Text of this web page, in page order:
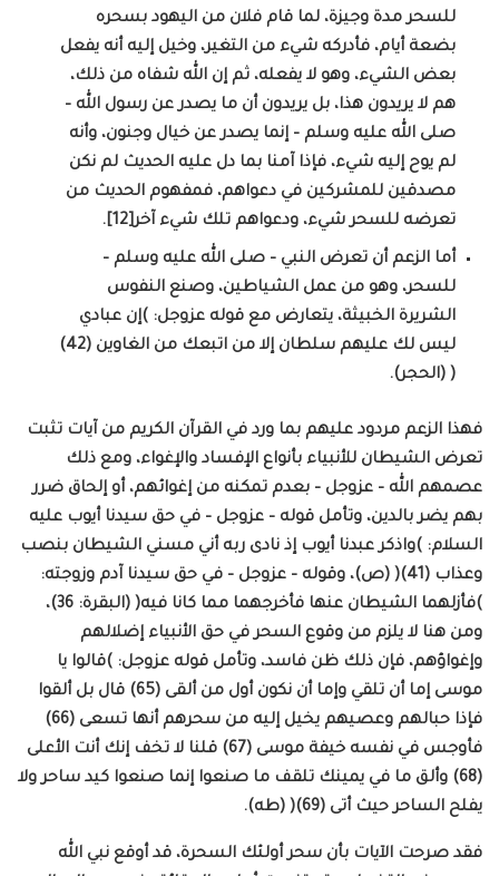
للسحر مدة وجيزة، لما قام فلان من اليهود بسحره
بضعة أيام، فأدركه شيء من التغير، وخيل إليه أنه يفعل
بعض الشيء، وهو لا يفعله، ثم إن الله شفاه من ذلك،
هم لا يريدون هذا، بل يريدون أن ما يصدر عن رسول الله –
صلى الله عليه وسلم – إنما يصدر عن خيال وجنون، وأنه
لم يوح إليه شيء، فإذا آمنا بما دل عليه الحديث لم نكن
مصدقين للمشركين في دعواهم، فمفهوم الحديث من
تعرضه للسحر شيء، ودعواهم تلك شيء آخر[12].
أما الزعم أن تعرض النبي – صلى الله عليه وسلم –
للسحر، وهو من عمل الشياطين، وصنع النفوس
الشريرة الخبيثة، يتعارض مع قوله عزوجل: )إن عبادي
ليس لك عليهم سلطان إلا من اتبعك من الغاوين (42)
( (الحجر).
فهذا الزعم مردود عليهم بما ورد في القرآن الكريم من آيات تثبت
تعرض الشيطان للأنبياء بأنواع الإفساد والإغواء، ومع ذلك
عصمهم الله – عزوجل – بعدم تمكنه من إغوائهم، أو إلحاق ضرر
بهم يضر بالدين، وتأمل قوله – عزوجل – في حق سيدنا أيوب عليه
السلام: )واذكر عبدنا أيوب إذ نادى ربه أني مسني الشيطان بنصب
وعذاب (41)( (ص)، وقوله – عزوجل – في حق سيدنا آدم وزوجته:
)فأزلهما الشيطان عنها فأخرجهما مما كانا فيه( (البقرة: 36)،
ومن هنا لا يلزم من وقوع السحر في حق الأنبياء إضلالهم
وإغواؤهم، فإن ذلك ظن فاسد، وتأمل قوله عزوجل: )قالوا يا
موسى إما أن تلقي وإما أن نكون أول من ألقى (65) قال بل ألقوا
فإذا حبالهم وعصيهم يخيل إليه من سحرهم أنها تسعى (66)
فأوجس في نفسه خيفة موسى (67) قلنا لا تخف إنك أنت الأعلى
(68) وألق ما في يمينك تلقف ما صنعوا إنما صنعوا كيد ساحر ولا
يفلح الساحر حيث أتى (69)( (طه).
فقد صرحت الآيات بأن سحر أولئك السحرة، قد أوقع نبي الله